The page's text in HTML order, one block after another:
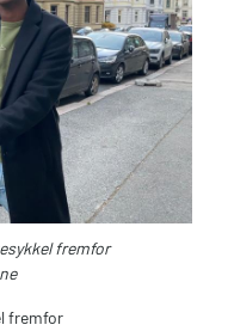
fremfor
fremfor